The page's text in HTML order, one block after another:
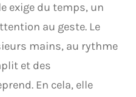
exige du temps, un
au geste. Le
mains, au rythme
et des
En cela, elle